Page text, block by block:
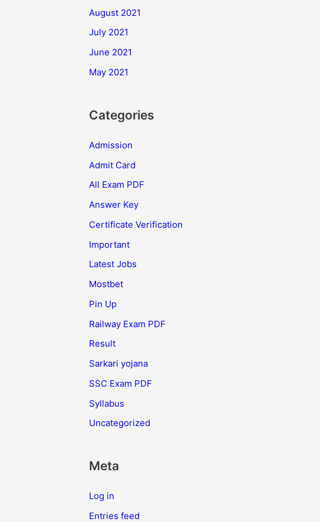
August 2021
July 2021
June 2021
May 2021
Categories
Admission
Admit Card
All Exam PDF
Answer Key
Certificate Verification
Important
Latest Jobs
Mostbet
Pin Up
Railway Exam PDF
Result
Sarkari yojana
SSC Exam PDF
Syllabus
Uncategorized
Meta
Log in
Entries feed